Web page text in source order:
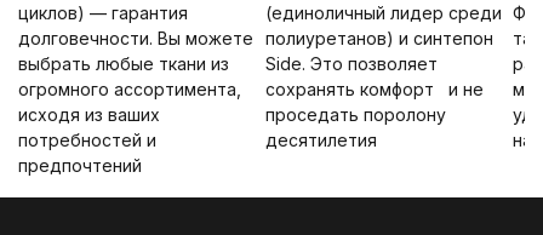
циклов) — гарантия
долговечности. Вы можете
выбрать любые ткани из
огромного ассортимента,
исходя из ваших
потребностей и
предпочтений
(единоличный лидер среди
полиуретанов) и синтепон
Side. Это позволяет
сохранять комфорт и не
проседать поролону
десятилетия
на